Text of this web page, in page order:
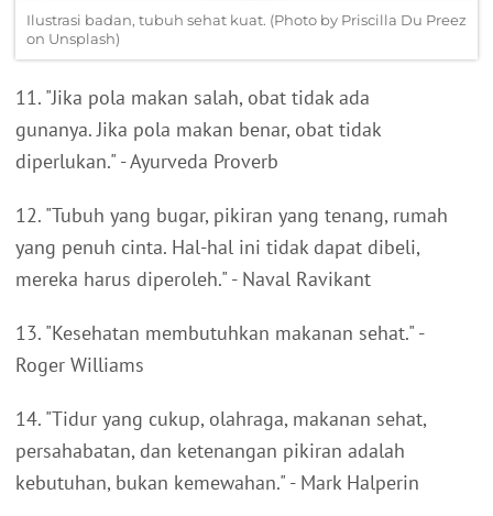
Ilustrasi badan, tubuh sehat kuat. (Photo by Priscilla Du Preez
on Unsplash)
11. "Jika pola makan salah, obat tidak ada
gunanya. Jika pola makan benar, obat tidak
diperlukan." - Ayurveda Proverb
12. "Tubuh yang bugar, pikiran yang tenang, rumah
yang penuh cinta. Hal-hal ini tidak dapat dibeli,
mereka harus diperoleh." - Naval Ravikant
13. "Kesehatan membutuhkan makanan sehat." -
Roger Williams
14. "Tidur yang cukup, olahraga, makanan sehat,
persahabatan, dan ketenangan pikiran adalah
kebutuhan, bukan kemewahan." - Mark Halperin